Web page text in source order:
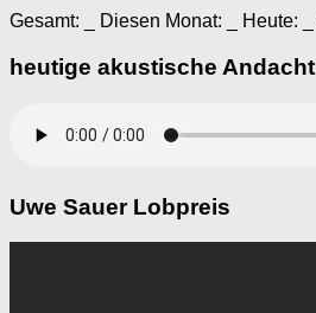
Gesamt: Diesen Monat: Heute:
heutige akustische Andacht
Uwe Sauer Lobpreis